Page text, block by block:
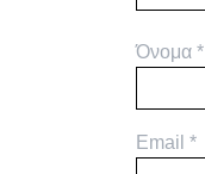
Όνομα *
Email *